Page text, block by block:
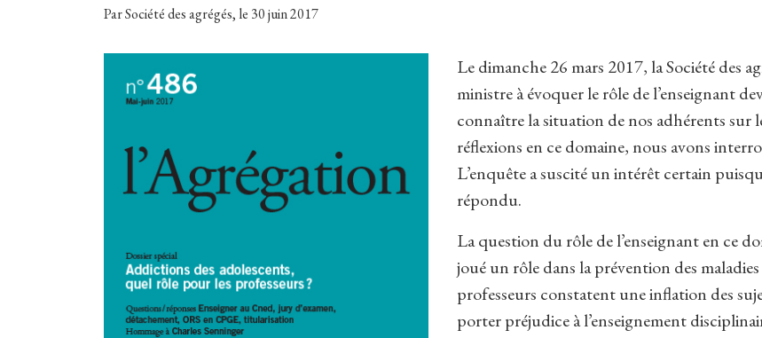
Par Société des agrégés, le 30 juin 2017
Le dimanche 26 mars 2017, la Société des
ministre à évoquer le rôle de l’enseignant
connaître la situation de nos adhérents sur
réflexions en ce domaine, nous avons
L’enquête a suscité un intérêt certain
répondu.
La question du rôle de l’enseignant en ce
joué un rôle dans la prévention des
professeurs constatent une inflation des
porter préjudice à l’enseignement